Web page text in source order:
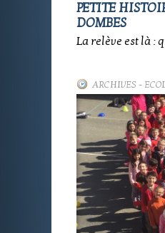
PETITE
DOMBES
La relève est là :
ARCHIVES -